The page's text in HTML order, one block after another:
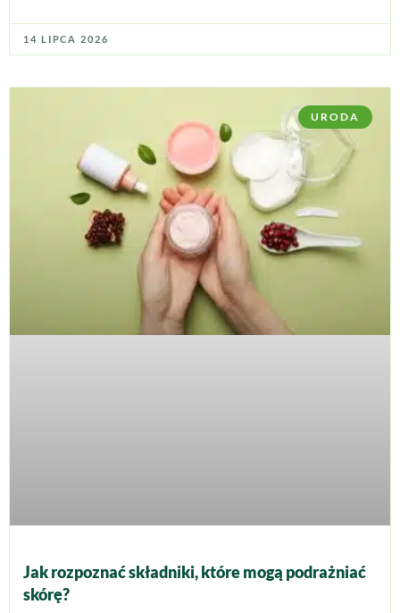
14 LIPCA 2026
URODA
Jak rozpoznać składniki, które mogą podrażniać
skórę?